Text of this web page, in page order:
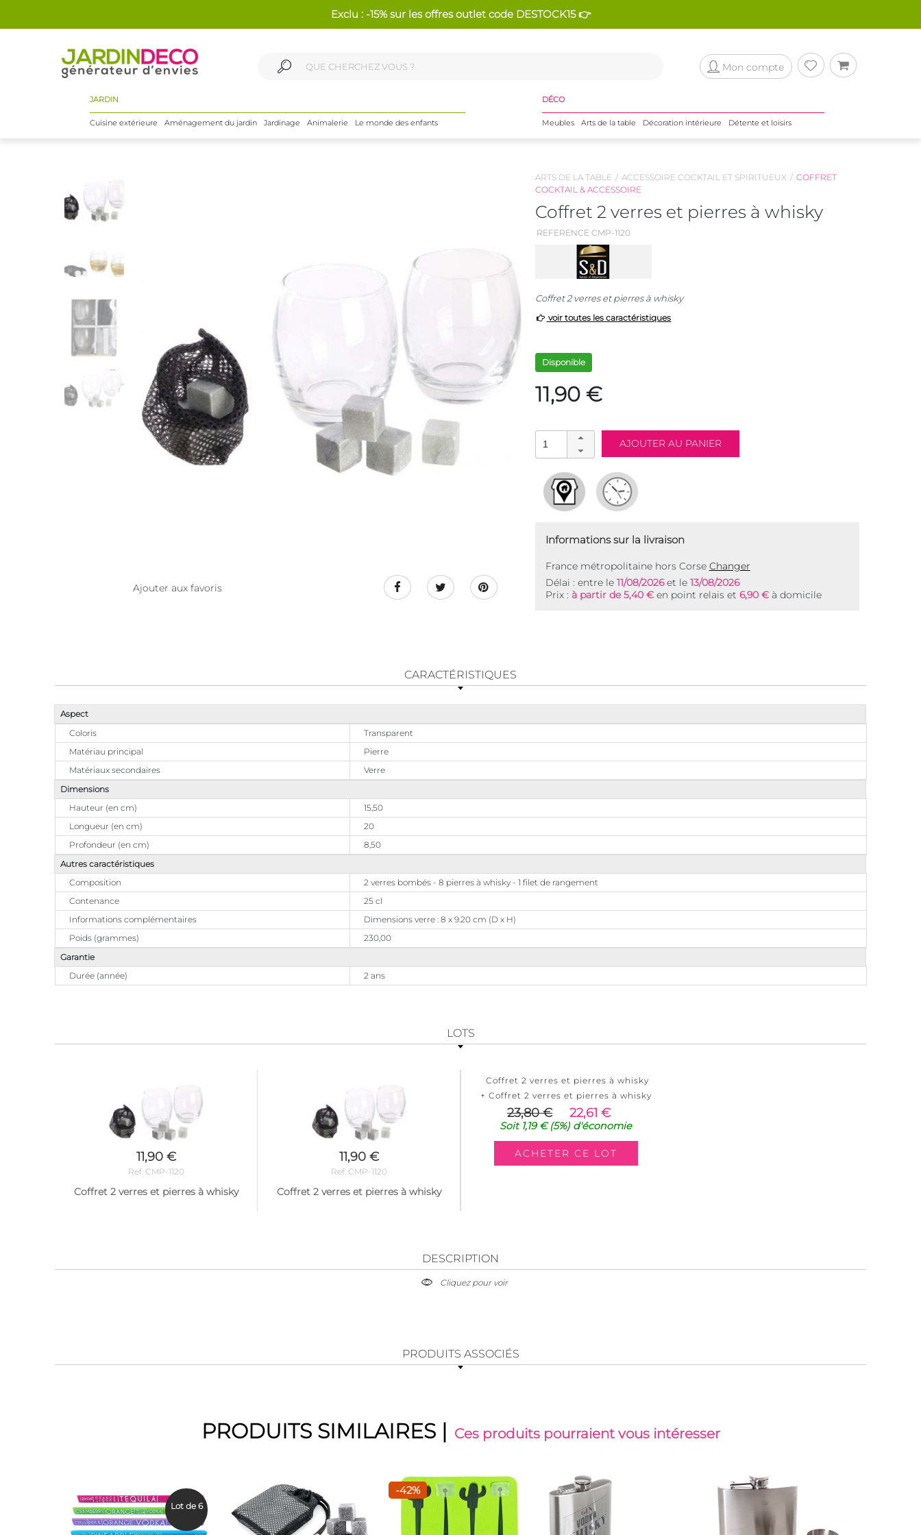
Exclu : -15% sur les offres outlet code DESTOCK15 👉
Mon compte
JARDIN
Cuisine extérieure Aménagement du jardin Jardinage Animalerie Le monde des enfants
DÉCO
Meubles Arts de la table Décoration intérieure Détente et loisirs
Ajouter aux favoris
ARTS DE LA TABLE ACCESSOIRE COCKTAIL ET SPIRITUEUX
COFFRET
COCKTAIL & ACCESSOIRE
Coffret 2 verres et pierres à whisky
REFERENCE CMP-1120
Coffret 2 verres et pierres à whisky
voir toutes les caractéristiques
Disponible
11,90 €
Informations sur la livraison
France métropolitaine hors Corse Changer
Délai : entre le 11/08/2026et le 13/08/2026
Prix : à partir de 5,40 € en point relais et 6,90 €à domicile
CARACTÉRISTIQUES
Aspect
Coloris
Transparent
Matériau principal
Pierre
Matériaux secondaires
Verre
Dimensions
Hauteur (en cm)
15,50
Longueur (en cm)
20
Profondeur (en cm)
8,50
Autres caractéristiques
Composition
2 verres bombés - 8 pierres à whisky - 1 filet de rangement
Contenance
25 cl
Informations complémentaires
Dimensions verre : 8 x 9.20 cm (D x H)
Poids (grammes)
230,00
Garantie
Durée (année)
2 ans
LOTS
11,90 €
Ref. CMP-1120
Coffret 2 verres et pierres à whisky
11,90 €
Ref. CMP-1120
Coffret 2 verres et pierres à whisky
Coffret 2 verres et pierres à whisky
+ Coffret 2 verres et pierres à whisky
23,80 € 22,61 €
Soit 1,19 €(5%) d'économie
DESCRIPTION
Cliquez pour voir
PRODUITS ASSOCIÉS
PRODUITS SIMILAIRES | Ces produits pourraient vous intéresser
Lot de 6
-42%